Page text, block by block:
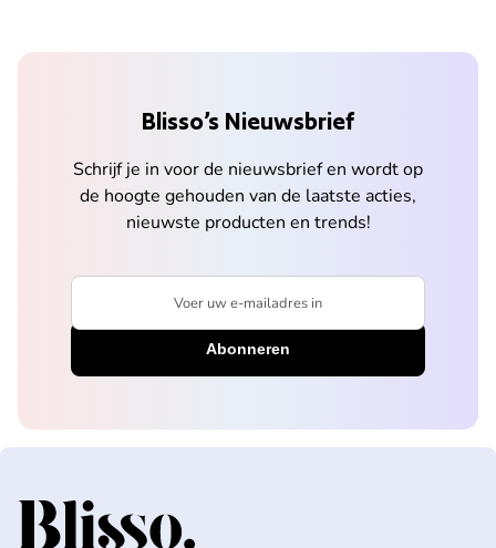
Blisso’s Nieuwsbrief
Schrijf je in voor de nieuwsbrief en wordt op
de hoogte gehouden van de laatste acties,
nieuwste producten en trends!
Voer uw e-mailadres in
Home